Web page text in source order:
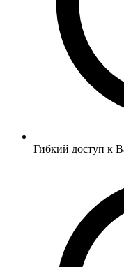
Гибкий доступ к